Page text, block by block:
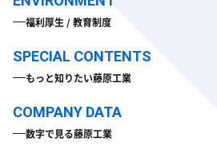
福利厚生 / 教育制度
もっと知りたい藤原工業
数字で見る藤原工業